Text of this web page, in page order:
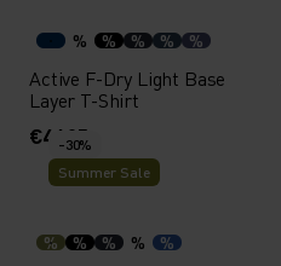
% % % % %
Active F-Dry Light Base
Layer T-Shirt
€44,95
-30%
Summer Sale
% % % % %